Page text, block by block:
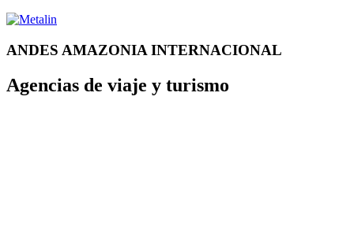
ANDES AMAZONIA INTERNACIONAL
Agencias de viaje y turismo